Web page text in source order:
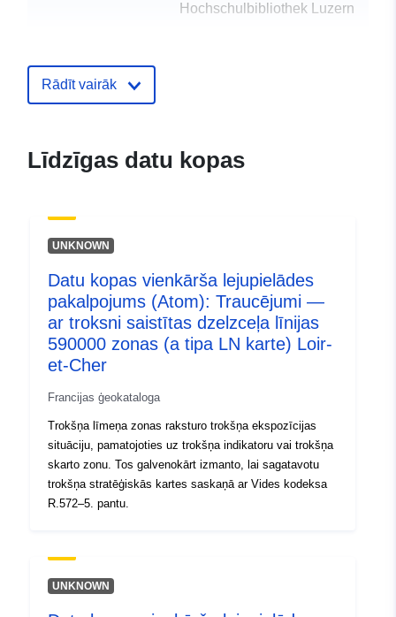
Hochschulbibliothek Luzern
ieraksts:
2023
uriRef:
http://data.europa.eu/88u/dataset/
online-openglam
Uzkrāšanas
Periods:
01 January 1732
- 31 December 1788
Rādīt vairāk
Līdzīgas datu kopas
UNKNOWN
Datu kopas vienkārša lejupielādes
pakalpojums (Atom): Traucējumi —
ar troksni saistītas dzelzceļa līnijas
590000 zonas (a tipa LN karte) Loir-
et-Cher
Francijas ģeokataloga
Trokšņa līmeņa zonas raksturo trokšņa ekspozīcijas
situāciju, pamatojoties uz trokšņa indikatoru vai trokšņa
skarto zonu. Tos galvenokārt izmanto, lai sagatavotu
trokšņa stratēģiskās kartes saskaņā ar Vides kodeksa
R.572–5. pantu.
UNKNOWN